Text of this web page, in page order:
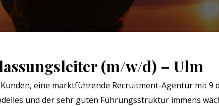
(m/w/d) – Ulm
eine marktführende Recruitment-Agentur mit
und der sehr guten Führungsstruktur immens